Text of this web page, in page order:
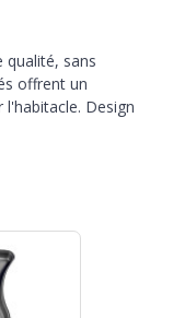
qualité, sans
offrent un
l'habitacle. Design